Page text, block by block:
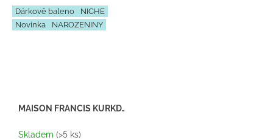
Dárkově baleno
NICHE
Novinka
NAROZENINY
MAISON FRANCIS KURKDJIAN PARIS Oud Satin Mood -
Skladem (>5 ks)